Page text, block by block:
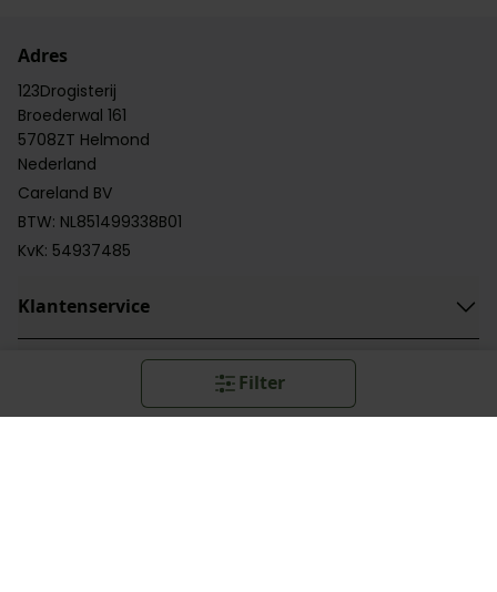
Filter
Adres
123Drogisterij
Broederwal 161
5708ZT Helmond
Nederland
Careland BV
BTW: NL851499338B01
KvK: 54937485
Klantenservice